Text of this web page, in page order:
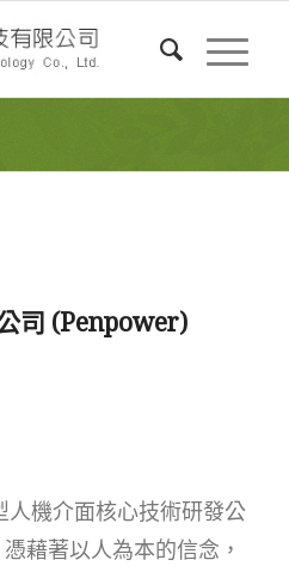
司 (Penpower)
機介面核心技術研發公
藉著以人為本的信念，